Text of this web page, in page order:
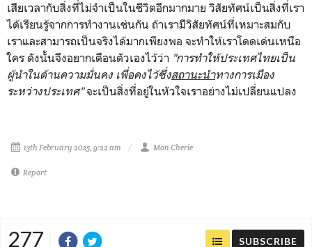
เสียเวลากับสิ่งที่ไม่จำเป็นในชีวิตอีกมากมาย วิสัยทัศน์เป็นสิ่งที่เรา
ได้เรียนรู้จากการทำงานเช่นกัน ถ้าเรามีิวิสัยทัศน์ที่เหมาะสมกับ
เราและสามารถเป็นจริงได้มากเพียงพอ จะทำให้เราโดดเด่นเหนือ
ใคร ดังนั้นจึงอยากเตือนตัวเองไว้ว่า "การทำให้ประเทศไทยเป็น
ผู้นำในด้านความมั่นคง เพื่อคงไว้ซึ่งสถานะนำทางการเมือง
ระหว่างประเทศ"จะเป็นสิ่งที่อยู่ในหัวใจเราอย่างไม่เปลี่ยนแปลง
13th February 2025, 9:22 am Mon Cherie
Report
277 SUBSCRIBE